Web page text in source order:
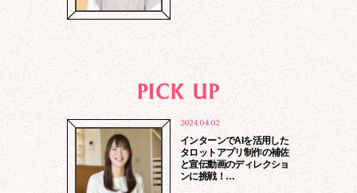
2024.04.02
インターンでAIを活用した
タロットアプリ制作の補佐
と宣伝動画のディレクショ
ンに挑戦！…